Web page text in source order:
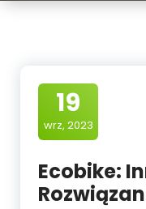
19
wrz, 2023
Ecobike: